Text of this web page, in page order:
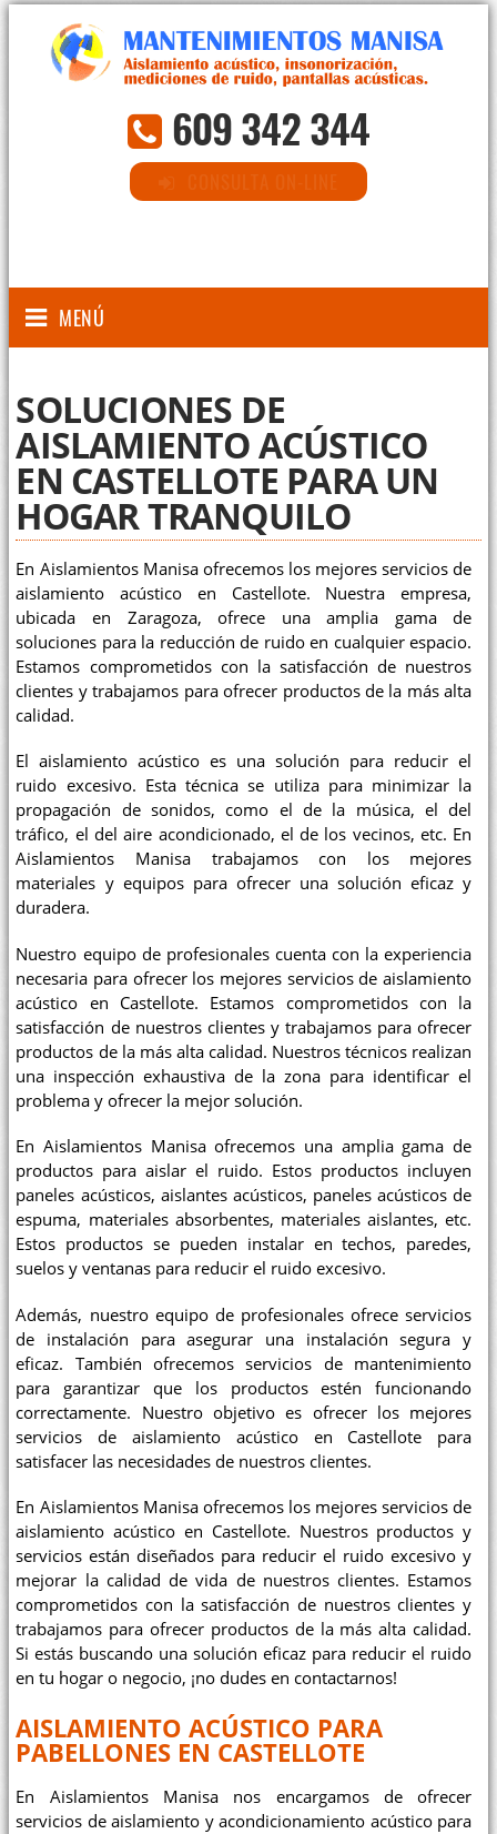
609 342 344
MENÚ
SOLUCIONES DE
AISLAMIENTO ACÚSTICO
EN CASTELLOTE PARA UN
HOGAR TRANQUILO
En Aislamientos Manisa ofrecemos los mejores servicios de
aislamiento acústico en Castellote. Nuestra empresa,
ubicada en Zaragoza, ofrece una amplia gama de
soluciones para la reducción de ruido en cualquier espacio.
Estamos comprometidos con la satisfacción de nuestros
clientes y trabajamos para ofrecer productos de la más alta
calidad.
El aislamiento acústico es una solución para reducir el
ruido excesivo. Esta técnica se utiliza para minimizar la
propagación de sonidos, como el de la música, el del
tráfico, el del aire acondicionado, el de los vecinos, etc. En
Aislamientos Manisa trabajamos con los mejores
materiales y equipos para ofrecer una solución eficaz y
duradera.
Nuestro equipo de profesionales cuenta con la experiencia
necesaria para ofrecer los mejores servicios de aislamiento
acústico en Castellote. Estamos comprometidos con la
satisfacción de nuestros clientes y trabajamos para ofrecer
productos de la más alta calidad. Nuestros técnicos realizan
una inspección exhaustiva de la zona para identificar el
problema y ofrecer la mejor solución.
En Aislamientos Manisa ofrecemos una amplia gama de
productos para aislar el ruido. Estos productos incluyen
paneles acústicos, aislantes acústicos, paneles acústicos de
espuma, materiales absorbentes, materiales aislantes, etc.
Estos productos se pueden instalar en techos, paredes,
suelos y ventanas para reducir el ruido excesivo.
Además, nuestro equipo de profesionales ofrece servicios
de instalación para asegurar una instalación segura y
eficaz. También ofrecemos servicios de mantenimiento
para garantizar que los productos estén funcionando
correctamente. Nuestro objetivo es ofrecer los mejores
servicios de aislamiento acústico en Castellote para
satisfacer las necesidades de nuestros clientes.
En Aislamientos Manisa ofrecemos los mejores servicios de
aislamiento acústico en Castellote. Nuestros productos y
servicios están diseñados para reducir el ruido excesivo y
mejorar la calidad de vida de nuestros clientes. Estamos
comprometidos con la satisfacción de nuestros clientes y
trabajamos para ofrecer productos de la más alta calidad.
Si estás buscando una solución eficaz para reducir el ruido
en tu hogar o negocio, ¡no dudes en contactarnos!
AISLAMIENTO ACÚSTICO PARA
PABELLONES EN CASTELLOTE
En Aislamientos Manisa nos encargamos de ofrecer
servicios de aislamiento y acondicionamiento acústico para